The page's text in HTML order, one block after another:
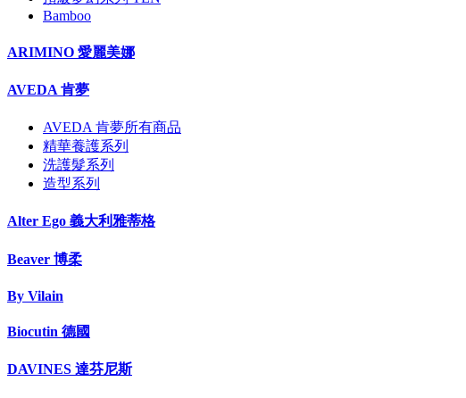
Bamboo
ARIMINO 愛麗美娜
AVEDA 肯夢
AVEDA 肯夢所有商品
精華養護系列
洗護髮系列
造型系列
Alter Ego 義大利雅蒂格
Beaver 博柔
By Vilain
Biocutin 德國
DAVINES 達芬尼斯